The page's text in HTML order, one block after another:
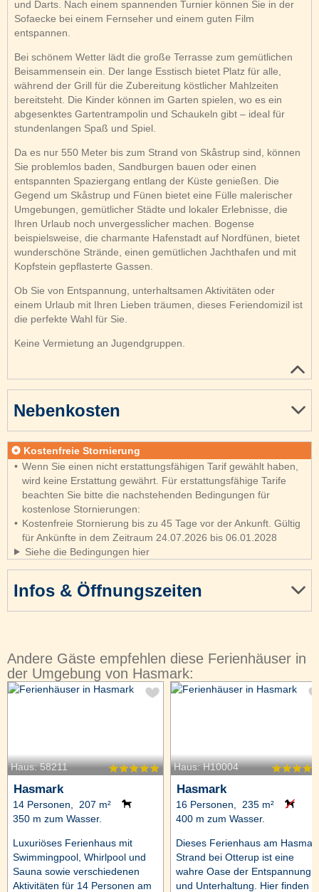
und Darts. Nach einem spannenden Turnier können Sie in der
Sofaecke bei einem Fernseher und einem guten Film
entspannen.
Bei schönem Wetter lädt die große Terrasse zum gemütlichen
Beisammensein ein. Der lange Esstisch bietet Platz für alle,
während der Grill für die Zubereitung köstlicher Mahlzeiten
bereitsteht. Die Kinder können im Garten spielen, wo es ein
abgesenktes Gartentrampolin und Schaukeln gibt – ideal für
stundenlangen Spaß und Spiel.
Da es nur 550 Meter bis zum Strand von Skåstrup sind, können
Sie problemlos baden, Sandburgen bauen oder einen
entspannten Spaziergang entlang der Küste genießen. Die
Gegend um Skåstrup und Fünen bietet eine Fülle malerischer
Umgebungen, gemütlicher Städte und lokaler Erlebnisse, die
Ihren Urlaub noch unvergesslicher machen. Bogense
beispielsweise, die charmante Hafenstadt auf Nordfünen, bietet
wunderschöne Strände, einen gemütlichen Jachthafen und mit
Kopfstein gepflasterte Gassen.
Ob Sie von Entspannung, unterhaltsamen Aktivitäten oder
einem Urlaub mit Ihren Lieben träumen, dieses Feriendomizil ist
die perfekte Wahl für Sie.
Keine Vermietung an Jugendgruppen.
Infos & Öffnungszeiten
Nebenkosten
Kostenfreie Stornierung
Wenn Sie einen nicht erstattungsfähigen Tarif gewählt haben,
wird keine Erstattung gewährt. Für erstattungsfähige Tarife
beachten Sie bitte die nachstehenden Bedingungen für
kostenlose Stornierungen:
Kostenfreie Stornierung bis zu 45 Tage vor der Ankunft. Gültig
für Ankünfte in dem Zeitraum 24.07.2026 bis 06.01.2028
Siehe die Bedingungen hier
Andere Gäste empfehlen diese Ferienhäuser in
der Umgebung von Hasmark:
Haus: 58211
Hasmark
14 Personen, 207 m²
350 m zum Wasser.
Luxuriöses Ferienhaus mit
Swimmingpool, Whirlpool und
Sauna sowie verschiedenen
Aktivitäten für 14 Personen am
Haus: H10004
Hasmark
16 Personen, 235 m²
400 m zum Wasser.
Dieses Ferienhaus am
Strand bei Otterup ist eine
wahre Oase der Entspannung
und Unterhaltung. Hier finden